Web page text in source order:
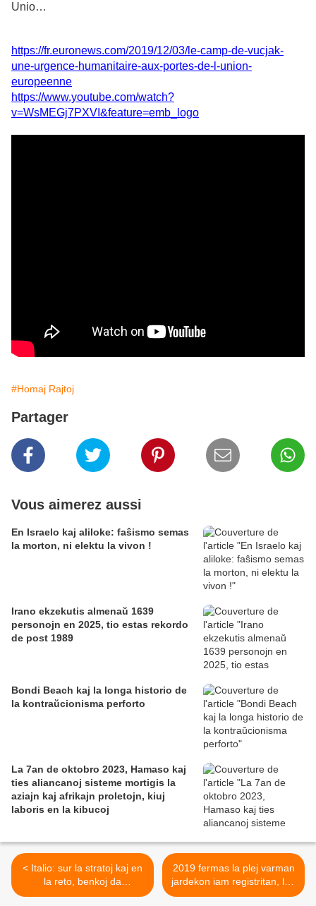
Unio…
https://fr.euronews.com/2019/12/03/le-camp-de-vucjak-
une-urgence-humanitaire-aux-portes-de-l-union-
europeenne
https://www.youtube.com/watch?
v=WsMEGj7PXVI&feature=emb_logo
#Homaj Rajtoj
Partager
Vous aimerez aussi
En Israelo kaj aliloke: faŝismo semas
la morton, ni elektu la vivon !
Irano ekzekutis almenaŭ 1639
personojn en 2025, tio estas rekordo
de post 1989
Bondi Beach kaj la longa historio de
la kontraŭcionisma perforto
La 7an de oktobro 2023, Hamaso kaj
ties aliancanoj sisteme mortigis la
aziajn kaj afrikajn proletojn, kiuj
laboris en la kibucoj
< Italio: sur la stratoj kaj en
la reto, benkoj da
«sardinoj» kontraŭ
2019 fermas la plej varman
jardekon iam registritan, laŭ
Unuiĝintaj Nacioj >